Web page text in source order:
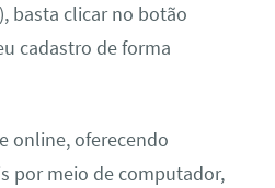
basta clicar no botão
cadastro de forma
online, oferecendo
por meio de computador,